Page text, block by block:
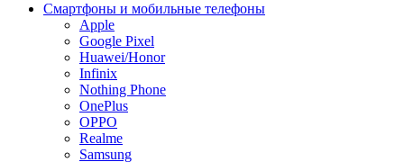
Смартфоны и мобильные телефоны
Apple
Google Pixel
Huawei/Honor
Infinix
Nothing Phone
OnePlus
OPPO
Realme
Samsung